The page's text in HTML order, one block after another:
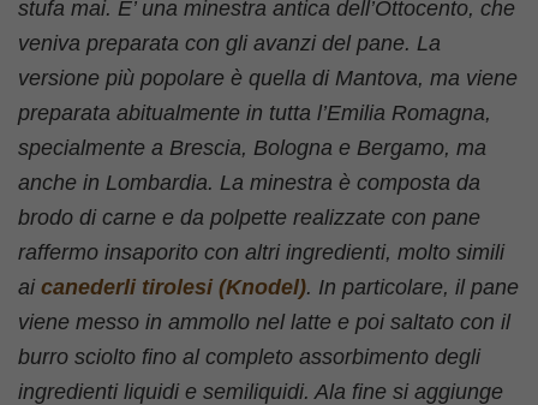
stufa mai. E’ una minestra antica dell’Ottocento, che
veniva preparata con gli avanzi del pane. La
versione più popolare è quella di Mantova, ma viene
preparata abitualmente in tutta l’Emilia Romagna,
specialmente a Brescia, Bologna e Bergamo, ma
anche in Lombardia. La minestra è composta da
brodo di carne e da polpette realizzate con pane
raffermo insaporito con altri ingredienti, molto simili
ai canederli tirolesi (Knodel). In particolare, il pane
viene messo in ammollo nel latte e poi saltato con il
burro sciolto fino al completo assorbimento degli
ingredienti liquidi e semiliquidi. Ala fine si aggiunge